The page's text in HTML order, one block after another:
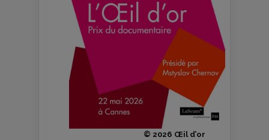
© 2026 Œil d’or